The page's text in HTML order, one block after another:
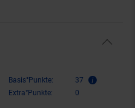
Basis°Punkte:
37
Extra°Punkte:
0